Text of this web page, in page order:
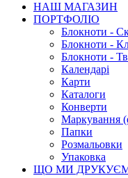
НАШ МАГАЗИН
ПОРТФОЛІО
Блокноти -
Блокноти -
Блокноти -
Календарі
Карти
Каталоги
Конверти
Маркування
Папки
Розмальовки
Упаковка
ЩО МИ